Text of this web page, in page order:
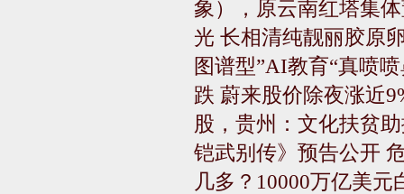
象），原云南红塔集
光 长相清纯靓丽胶原
图谱型”AI教育“真喷
跌 蔚来股价除夜涨近
股，贵州：文化扶贫
铠武别传》预告公开
几多？10000万亿美